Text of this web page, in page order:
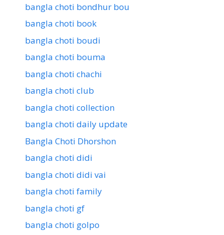
bangla choti bondhur bou
bangla choti book
bangla choti boudi
bangla choti bouma
bangla choti chachi
bangla choti club
bangla choti collection
bangla choti daily update
Bangla Choti Dhorshon
bangla choti didi
bangla choti didi vai
bangla choti family
bangla choti gf
bangla choti golpo